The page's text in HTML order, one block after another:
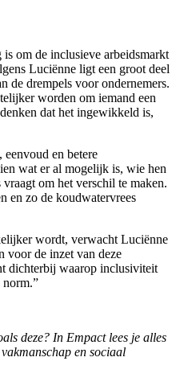
om de inclusieve arbeidsmarkt
Luciënne ligt een groot deel
de drempels voor ondernemers.
worden om iemand een
dat het ingewikkeld is,
en betere
wat er al mogelijk is, wie hen
om het verschil te maken.
en zo de koudwatervrees
wordt, verwacht Luciënne
voor de inzet van deze
dichterbij waarop inclusiviteit
norm.”
deze? In Empact lees je alles
en sociaal